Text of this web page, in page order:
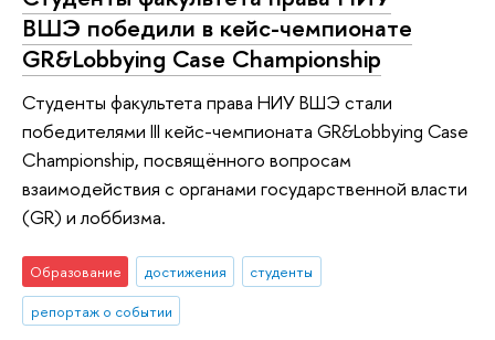
ВШЭ победили в кейс-чемпионате
GR&Lobbying Case Championship
Студенты факультета права НИУ ВШЭ стали
победителями III кейс-чемпионата GR&Lobbying Case
Championship, посвящённого вопросам
взаимодействия с органами государственной власти
(GR) и лоббизма.
Образование достижения
студенты
репортаж о событии